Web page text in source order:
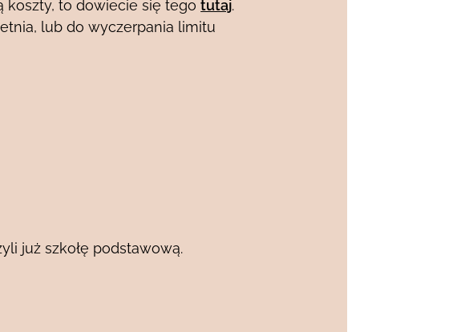
koszty, to dowiecie się tegotutaj.
lub do wyczerpania limitu
już szkołę podstawową.